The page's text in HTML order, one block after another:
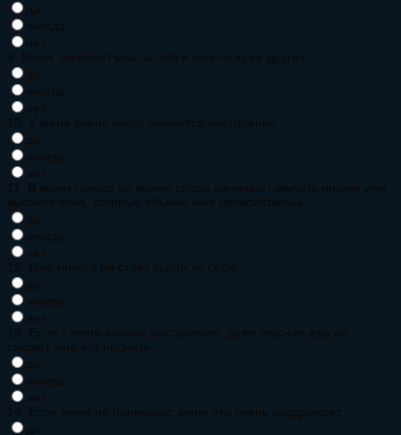
да
иногда
нет
9. Меня тревожит мысль, что я чем-то хуже других.
да
иногда
нет
10. У меня очень часто меняется настроение.
да
иногда
нет
11. В моем голосе во время спора начинают звучать низкие или
высокие тона, которые обычно мне несвойствены.
да
иногда
нет
12. Мне ничего не стоит выйти из себя.
да
иногда
нет
13. Если у меня плохое настроение, даже вкусная еда не
сможет мне его поднять.
да
иногда
нет
14. Если меня не понимают, меня это очень раздражает.
да